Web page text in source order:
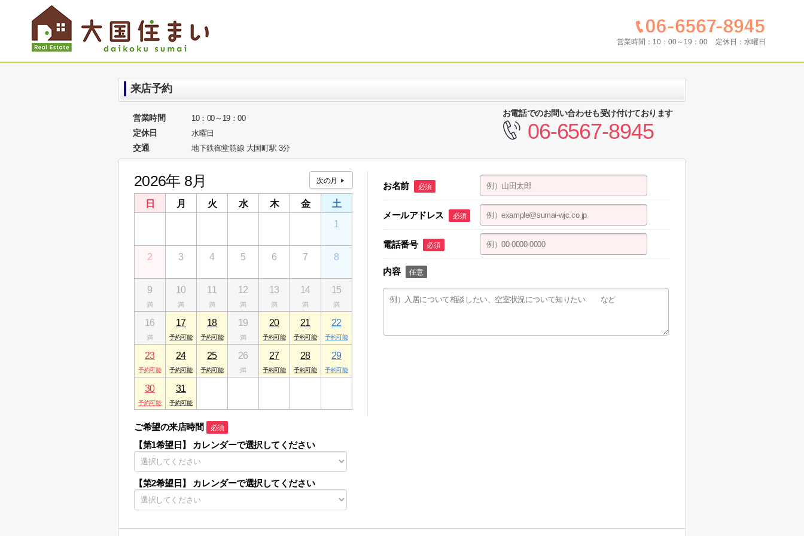
営業時間： 10：00～19：00 定休日： 水曜日
来店予約
営業時間 10：00～19：00
定休日 水曜日
交通 地下鉄御堂筋線 大国町駅 3分
お電話でのお問い合わせも受け付けております
06-6567-8945
2026年 8月
日 月 火 水 木 金
土
1
2 3 4 5 6 7 8
9 10 11 12 13 14 15
16 17 18 19 20 21 22
23 24 25 26 27 28 29
30 31
ご希望の来店時間 必須
【第1希望日】 カレンダーで選択してください
【第2希望日】 カレンダーで選択してください
お名前 必須
メールアドレス 必須
電話番号 必須
内容 任意